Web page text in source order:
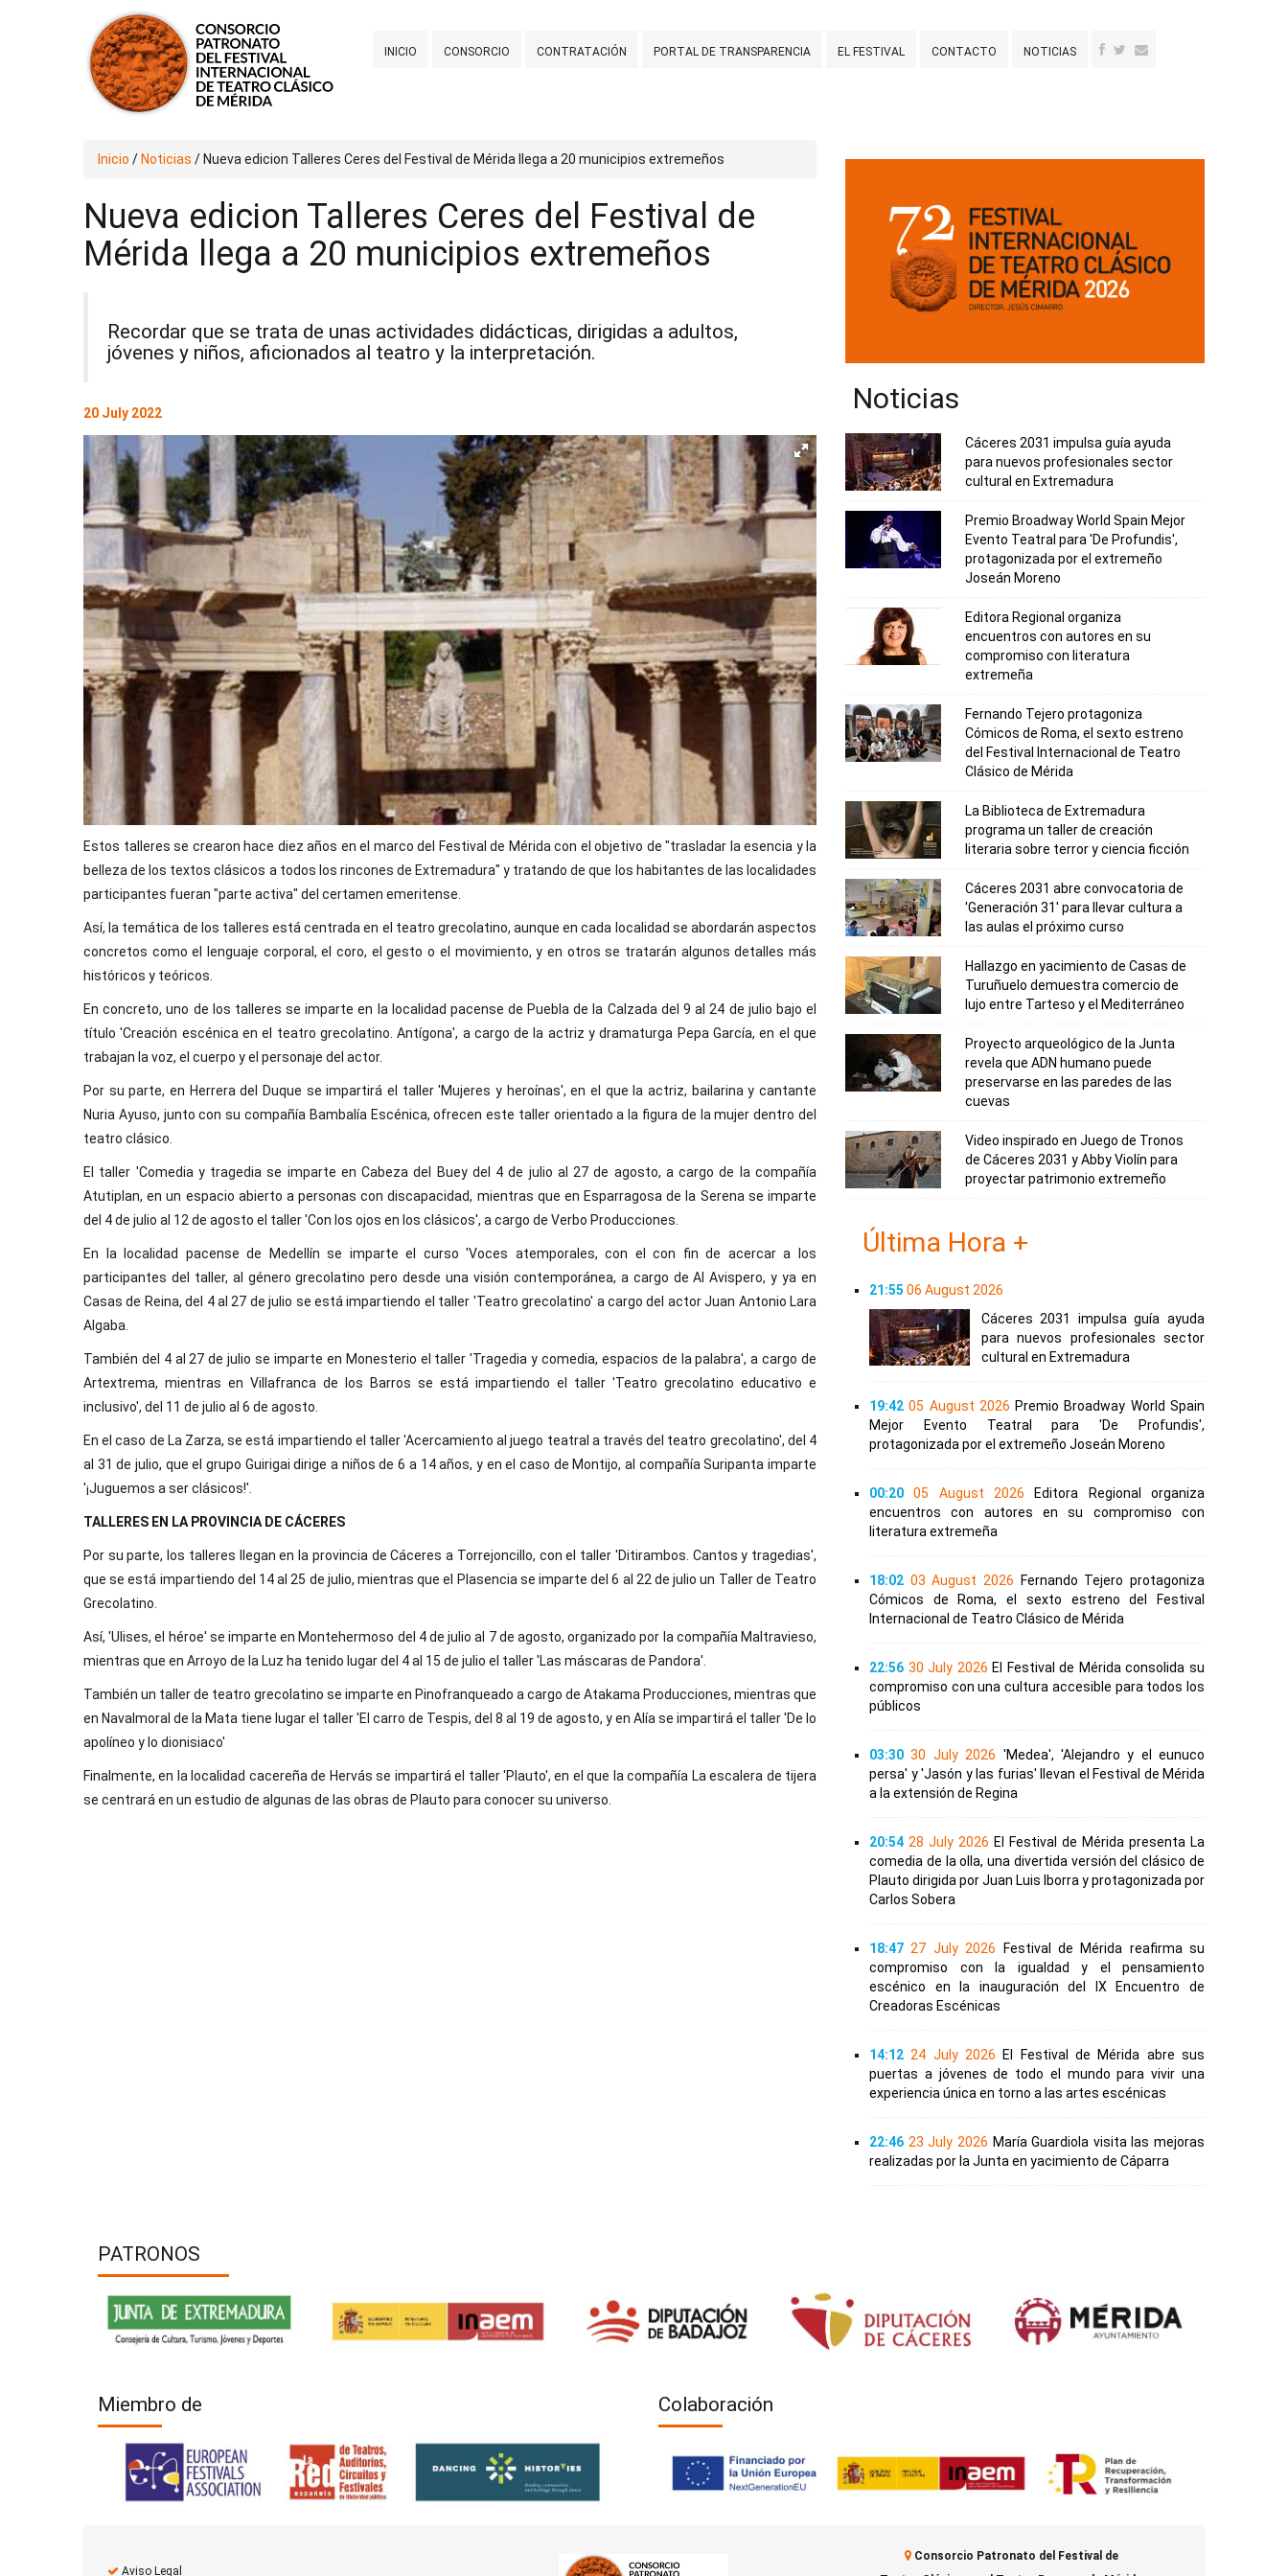
INICIO CONSORCIO CONTRATACIÓN PORTAL DE TRANSPARENCIA EL FESTIVAL CONTACTO NOTICIAS
Inicio / Noticias / Nueva edicion Talleres Ceres del Festival de Mérida llega a 20 municipios extremeños
Nueva edicion Talleres Ceres del Festival de
Mérida llega a 20 municipios extremeños
Recordar que se trata de unas actividades didácticas, dirigidas a adultos,
jóvenes y niños, aficionados al teatro y la interpretación.
20 July 2022
Estos talleres se crearon hace diez años en el marco del Festival de Mérida con el objetivo de "trasladar la esencia y la
belleza de los textos clásicos a todos los rincones de Extremadura" y tratando de que los habitantes de las localidades
participantes fueran "parte activa" del certamen emeritense.
Así, la temática de los talleres está centrada en el teatro grecolatino, aunque en cada localidad se abordarán aspectos
concretos como el lenguaje corporal, el coro, el gesto o el movimiento, y en otros se tratarán algunos detalles más
históricos y teóricos.
En concreto, uno de los talleres se imparte en la localidad pacense de Puebla de la Calzada del 9 al 24 de julio bajo el
título 'Creación escénica en el teatro grecolatino. Antígona', a cargo de la actriz y dramaturga Pepa García, en el que
trabajan la voz, el cuerpo y el personaje del actor.
Por su parte, en Herrera del Duque se impartirá el taller 'Mujeres y heroínas', en el que la actriz, bailarina y cantante
Nuria Ayuso, junto con su compañía Bambalía Escénica, ofrecen este taller orientado a la figura de la mujer dentro del
teatro clásico.
El taller 'Comedia y tragedia se imparte en Cabeza del Buey del 4 de julio al 27 de agosto, a cargo de la compañía
Atutiplan, en un espacio abierto a personas con discapacidad, mientras que en Esparragosa de la Serena se imparte
del 4 de julio al 12 de agosto el taller 'Con los ojos en los clásicos', a cargo de Verbo Producciones.
En la localidad pacense de Medellín se imparte el curso 'Voces atemporales, con el con fin de acercar a los
participantes del taller, al género grecolatino pero desde una visión contemporánea, a cargo de Al Avispero, y ya en
Casas de Reina, del 4 al 27 de julio se está impartiendo el taller 'Teatro grecolatino' a cargo del actor Juan Antonio Lara
Algaba.
También del 4 al 27 de julio se imparte en Monesterio el taller 'Tragedia y comedia, espacios de la palabra', a cargo de
Artextrema, mientras en Villafranca de los Barros se está impartiendo el taller 'Teatro grecolatino educativo e
inclusivo', del 11 de julio al 6 de agosto.
En el caso de La Zarza, se está impartiendo el taller 'Acercamiento al juego teatral a través del teatro grecolatino', del 4
al 31 de julio, que el grupo Guirigai dirige a niños de 6 a 14 años, y en el caso de Montijo, al compañía Suripanta imparte
'¡Juguemos a ser clásicos!'.
TALLERES EN LA PROVINCIA DE CÁCERES
Por su parte, los talleres llegan en la provincia de Cáceres a Torrejoncillo, con el taller 'Ditirambos. Cantos y tragedias',
que se está impartiendo del 14 al 25 de julio, mientras que el Plasencia se imparte del 6 al 22 de julio un Taller de Teatro
Grecolatino.
Así, 'Ulises, el héroe' se imparte en Montehermoso del 4 de julio al 7 de agosto, organizado por la compañía Maltravieso,
mientras que en Arroyo de la Luz ha tenido lugar del 4 al 15 de julio el taller 'Las máscaras de Pandora'.
También un taller de teatro grecolatino se imparte en Pinofranqueado a cargo de Atakama Producciones, mientras que
en Navalmoral de la Mata tiene lugar el taller 'El carro de Tespis, del 8 al 19 de agosto, y en Alía se impartirá el taller 'De lo
apolíneo y lo dionisiaco'
Finalmente, en la localidad cacereña de Hervás se impartirá el taller 'Plauto', en el que la compañía La escalera de tijera
se centrará en un estudio de algunas de las obras de Plauto para conocer su universo.
Noticias
Cáceres 2031 impulsa guía ayuda
para nuevos profesionales sector
cultural en Extremadura
Premio Broadway World Spain Mejor
Evento Teatral para 'De Profundis',
protagonizada por el extremeño
Joseán Moreno
Editora Regional organiza
encuentros con autores en su
compromiso con literatura
extremeña
Fernando Tejero protagoniza
Cómicos de Roma, el sexto estreno
del Festival Internacional de Teatro
Clásico de Mérida
La Biblioteca de Extremadura
programa un taller de creación
literaria sobre terror y ciencia ficción
Cáceres 2031 abre convocatoria de
'Generación 31' para llevar cultura a
las aulas el próximo curso
Hallazgo en yacimiento de Casas de
Turuñuelo demuestra comercio de
lujo entre Tarteso y el Mediterráneo
Proyecto arqueológico de la Junta
revela que ADN humano puede
preservarse en las paredes de las
cuevas
Video inspirado en Juego de Tronos
de Cáceres 2031 y Abby Violín para
proyectar patrimonio extremeño
Última Hora +
21:55 06 August 2026
Cáceres 2031 impulsa guía ayuda
para nuevos profesionales sector
cultural en Extremadura
19:42 05 August 2026 Premio Broadway World Spain
Mejor Evento Teatral para 'De Profundis',
protagonizada por el extremeño Joseán Moreno
00:20 05 August 2026
Editora Regional organiza
encuentros con autores en su compromiso con
literatura extremeña
18:02 03 August 2026
Fernando Tejero protagoniza
Cómicos de Roma, el sexto estreno del Festival
Internacional de Teatro Clásico de Mérida
22:56 30 July 2026 El Festival de Mérida consolida su
compromiso con una cultura accesible para todos los
públicos
03:30 30 July 2026 'Medea', 'Alejandro y el eunuco
persa' y 'Jasón y las furias' llevan el Festival de Mérida
a la extensión de Regina
20:54 28 July 2026 El Festival de Mérida presenta La
comedia de la olla, una divertida versión del clásico de
Plauto dirigida por Juan Luis Iborra y protagonizada por
Carlos Sobera
18:47 27 July 2026
Festival de Mérida reafirma su
compromiso con la igualdad y el pensamiento
escénico en la inauguración del IX Encuentro de
Creadoras Escénicas
14:12 24 July 2026
El Festival de Mérida abre sus
puertas a jóvenes de todo el mundo para vivir una
experiencia única en torno a las artes escénicas
22:46 23 July 2026 María Guardiola visita las mejoras
realizadas por la Junta en yacimiento de Cáparra
PATRONOS
Miembro de Colaboración
Aviso Legal
Consorcio Patronato del Festival de